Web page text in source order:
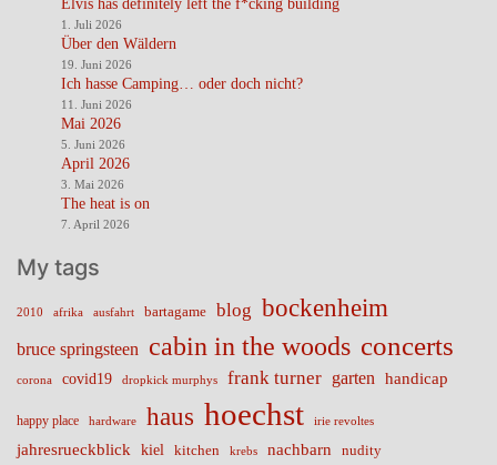
Elvis has definitely left the f*cking building
1. Juli 2026
Über den Wäldern
19. Juni 2026
Ich hasse Camping… oder doch nicht?
11. Juni 2026
Mai 2026
5. Juni 2026
April 2026
3. Mai 2026
The heat is on
7. April 2026
My tags
2010 afrika ausfahrt bartagame blog bockenheim
bruce springsteen cabin in the woods concerts
corona covid19 dropkick murphys frank turner garten handicap
happy place hardware haus hoechst irie revoltes
jahresrueckblick kiel kitchen krebs nachbarn nudity